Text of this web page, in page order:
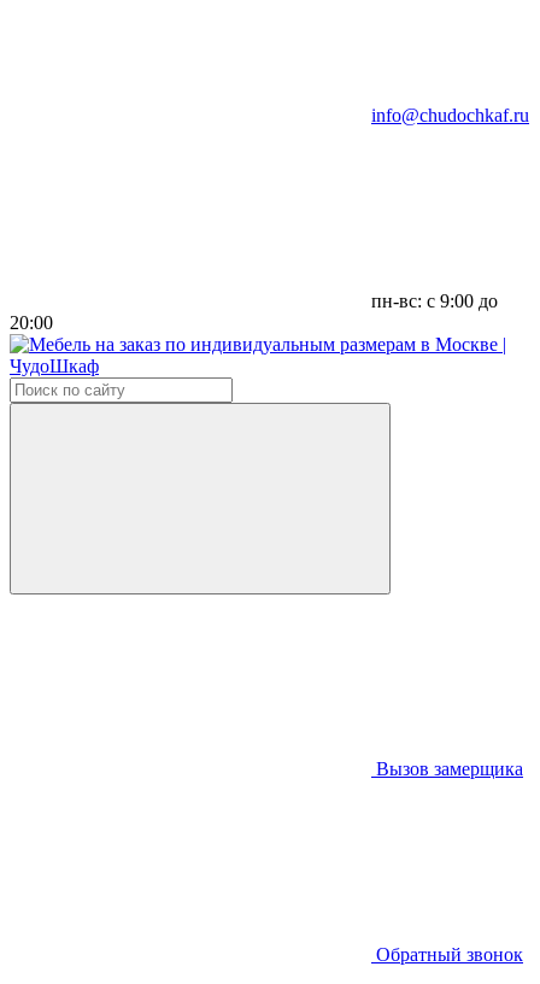
info@chudochkaf.ru
пн-вс: с 9:00 до
20:00
Вызов замерщика
Обратный звонок